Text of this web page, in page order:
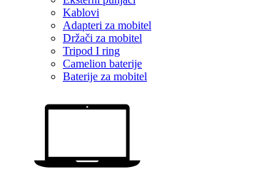
Kablovi
Adapteri za mobitel
Držači za mobitel
Tripod I ring
Camelion baterije
Baterije za mobitel